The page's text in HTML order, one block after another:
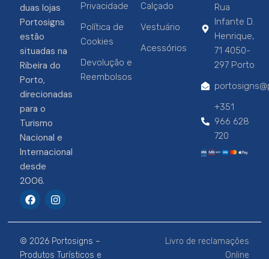
duas lojas
Portosigns
estão
situadas na
Ribeira do
Porto,
direcionadas
para o
Turismo
Nacional e
Internacional
desde
2006.
F
a
e
b
o
o
I
n
t
a
g
r
Privacidade
Política de
Cookies
Devolução e
Reembolsos
Calçado
Vestuário
Acessórios
Rua
Infante D.
Henrique,
71 4050-
297 Porto
+351
966 628
720
© 2026 Portosigns –
Produtos Turísticos e
Livro de reclamações
Online